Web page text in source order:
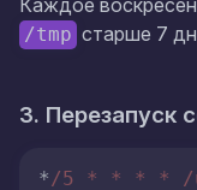
Каждое
/tmp старше 7
3. Перезапуск
*/5 * * * * /